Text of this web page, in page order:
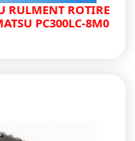
RULMENT ROTIRE
PC300LC-8M0